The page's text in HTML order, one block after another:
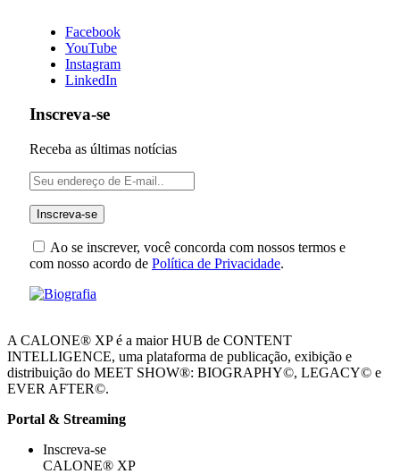
Facebook
YouTube
Instagram
LinkedIn
Inscreva-se
Receba as últimas notícias
Ao se inscrever, você concorda com nossos termos e
com nosso acordo de Política de Privacidade.
A CALONE® XP é a maior HUB de CONTENT
INTELLIGENCE, uma plataforma de publicação, exibição e
distribuição do MEET SHOW®: BIOGRAPHY©, LEGACY© e
EVER AFTER©.
Portal & Streaming
Inscreva-se
CALONE® XP